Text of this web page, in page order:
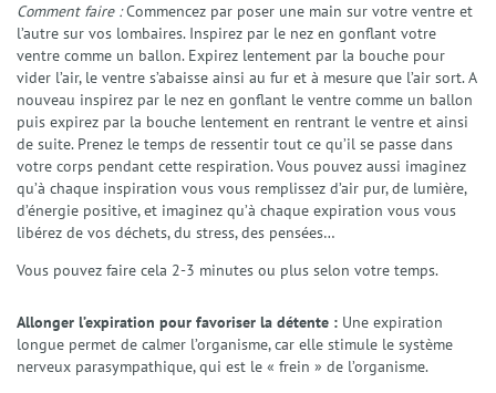
Comment faire :Commencez par poser une main sur votre ventre et
l’autre sur vos lombaires. Inspirez par le nez en gonflant votre
ventre comme un ballon. Expirez lentement par la bouche pour
vider l’air, le ventre s’abaisse ainsi au fur et à mesure que l’air sort. A
nouveau inspirez par le nez en gonflant le ventre comme un ballon
puis expirez par la bouche lentement en rentrant le ventre et ainsi
de suite. Prenez le temps de ressentir tout ce qu’il se passe dans
votre corps pendant cette respiration. Vous pouvez aussi imaginez
qu’à chaque inspiration vous vous remplissez d’air pur, de lumière,
d’énergie positive, et imaginez qu’à chaque expiration vous vous
libérez de vos déchets, du stress, des pensées…
Vous pouvez faire cela 2-3 minutes ou plus selon votre temps.
Allonger l’expiration pour favoriser la détente : Une expiration
longue permet de calmer l’organisme, car elle stimule le système
nerveux parasympathique, qui est le « frein » de l’organisme.